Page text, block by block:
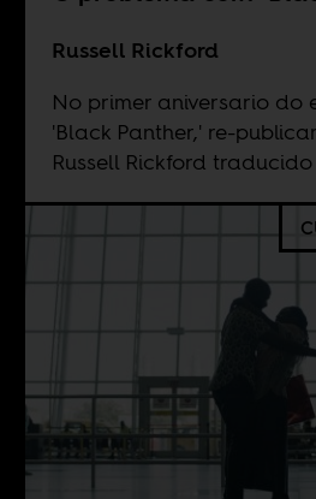
Russell Rickford
No primer aniversario do
'Black Panther,' re-
Russell Rickford